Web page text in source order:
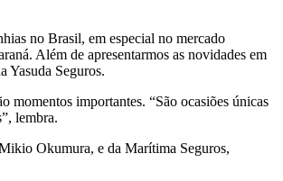
no Brasil, em especial no mercado
Além de apresentarmos as novidades em
Yasuda Seguros.
momentos importantes. “São ocasiões únicas
lembra.
Okumura, e da Marítima Seguros,